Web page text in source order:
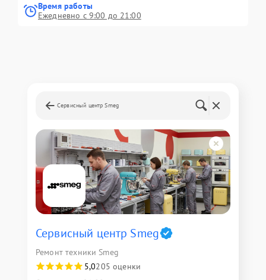
Время работы
Ежедневно с 9:00 до 21:00
Сервисный центр Smeg
Сервисный центр Smeg
Ремонт техники Smeg
5,0205 оценки